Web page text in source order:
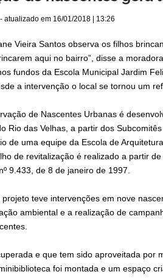
- atualizado em 16/01/2018 | 13:26
Vieira Santos observa os filhos
aqui no bairro”, disse a
fundos da Escola Municipal Jardim
a intervenção o local se tornou um
de Nascentes Urbanas é
Rio das Velhas, a partir dos
de uma equipe da Escola de
de revitalização é realizado a partir
9.433, de 8 de janeiro de 1997.
teve intervenções em nove
ambiental e a realização de
e que tem sido aproveitada por
foi montada e um espaço